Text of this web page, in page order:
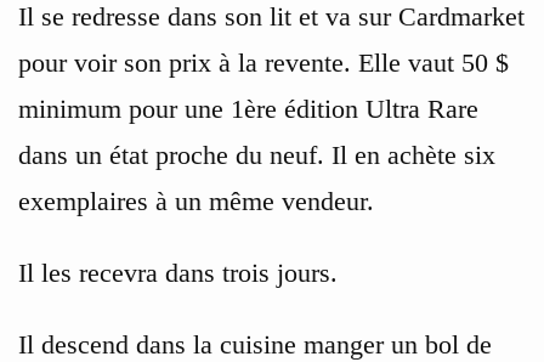
Il se redresse dans son lit et va sur Cardmarket
pour voir son prix à la revente. Elle vaut 50 $
minimum pour une 1ère édition Ultra Rare
dans un état proche du neuf. Il en achète six
exemplaires à un même vendeur.
Il les recevra dans trois jours.
Il descend dans la cuisine manger un bol de